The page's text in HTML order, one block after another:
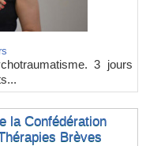
3 jours
la Confédération
Brèves